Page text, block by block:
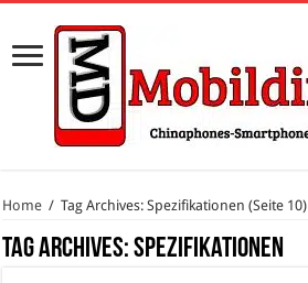
Home / Tag Archives: Spezifikationen (Seite 10)
Tag Archives:Spezifikationen